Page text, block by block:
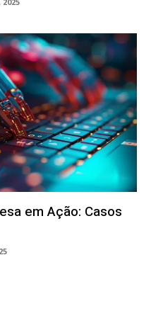
em Ação: Casos